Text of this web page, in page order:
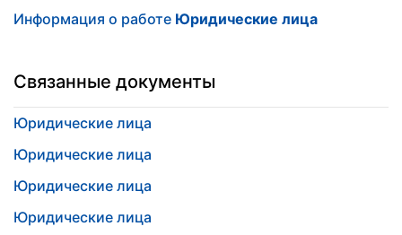
Информация о работе Юридические лица
Связанные документы
Юридические лица
Юридические лица
Юридические лица
Юридические лица